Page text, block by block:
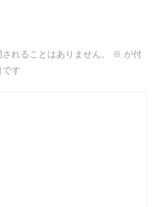
れることはありません。 ※ が付
す